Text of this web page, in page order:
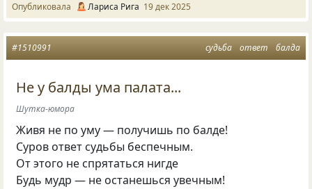
Опубликовала Лариса Рига 19 дек 2025
судьба ответ балда
#1510991
Не у балды ума палата...
Шутка-юмора
Живя не по уму — получишь по балде!
Суров ответ судьбы беспечным.
От этого не спрятаться нигде
Будь мудр — не останешься увечным!